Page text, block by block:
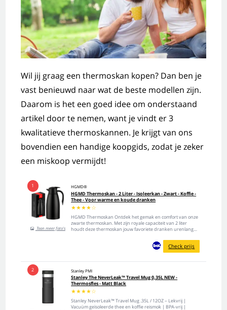
Wil jij graag een thermoskan kopen? Dan ben je
vast benieuwd naar wat de beste modellen zijn.
Daarom is het een goed idee om onderstaand
artikel door te nemen, want je vindt er 3
kwalitatieve thermoskannen. Je krijgt van ons
bovendien een handige koopgids, zodat je zeker
een miskoop vermijdt!
1
Toon meer foto's
HGMD®
HGMD Thermoskan - 2 Liter - Isoleerkan - Zwart - Koffie -
Thee - Voor warme en koude dranken
★★★★☆
HGMD Thermoskan Ontdek het gemak en comfort van onze
zwarte thermoskan. Met zijn royale capaciteit van 2 liter
houdt deze thermoskan jouw favoriete dranken urenlang
Thermoskan te kiezen Druppelvrij schenken Royale
Check prijs
2 Stanley PMI
Stanley The NeverLeak™ Travel Mug 0,35L NEW -
Thermosfles - Matt Black
★★★★☆
Stanley NeverLeak™ Travel Mug .35L / 12OZ – Lekvrij |
Vacuüm geïsoleerde thee en koffie reismok | BPA-vrij |